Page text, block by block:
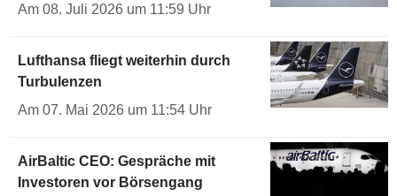
Am 08. Juli 2026 um 11:59 Uhr
Lufthansa fliegt weiterhin durch
Turbulenzen
Am 07. Mai 2026 um 11:54 Uhr
AirBaltic CEO: Gespräche mit
Investoren vor Börsengang